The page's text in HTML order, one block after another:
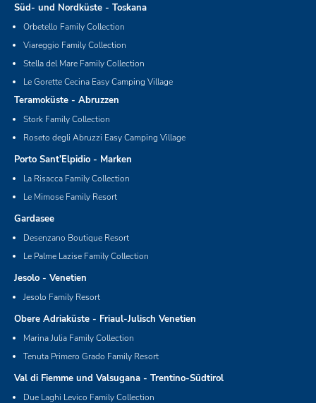
Süd- und Nordküste - Toskana
Orbetello Family Collection
Viareggio Family Collection
Stella del Mare Family Collection
Le Gorette Cecina Easy Camping Village
Teramoküste - Abruzzen
Stork Family Collection
Roseto degli Abruzzi Easy Camping Village
Porto Sant’Elpidio - Marken
La Risacca Family Collection
Le Mimose Family Resort
Gardasee
Desenzano Boutique Resort
Le Palme Lazise Family Collection
Jesolo - Venetien
Jesolo Family Resort
Obere Adriaküste - Friaul-Julisch Venetien
Marina Julia Family Collection
Tenuta Primero Grado Family Resort
Val di Fiemme und Valsugana - Trentino-Südtirol
Due Laghi Levico Family Collection